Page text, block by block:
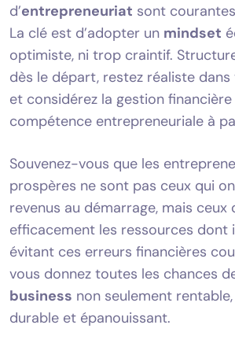
d’entrepreneuriat sont
La clé est d’adopter un mindset
optimiste, ni trop craintif.
dès le départ, restez réaliste
et considérez la gestion
compétence entrepreneuriale à
Souvenez-vous que les
prospères ne sont pas ceux qui
revenus au démarrage, mais ceux
efficacement les ressources dont
évitant ces erreurs financières
vous donnez toutes les chances
business non seulement
durable et épanouissant.